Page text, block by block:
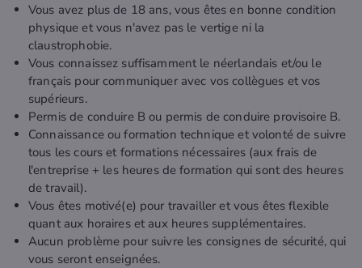
Vous avez plus de 18 ans, vous êtes en bonne condition
physique et vous n'avez pas le vertige ni la
claustrophobie.
Vous connaissez suffisamment le néerlandais et/ou le
français pour communiquer avec vos collègues et vos
supérieurs.
Permis de conduire B ou permis de conduire provisoire B.
Connaissance ou formation technique et volonté de suivre
tous les cours et formations nécessaires (aux frais de
l'entreprise + les heures de formation qui sont des heures
de travail).
Vous êtes motivé(e) pour travailler et vous êtes flexible
quant aux horaires et aux heures supplémentaires.
Aucun problème pour suivre les consignes de sécurité, qui
vous seront enseignées.